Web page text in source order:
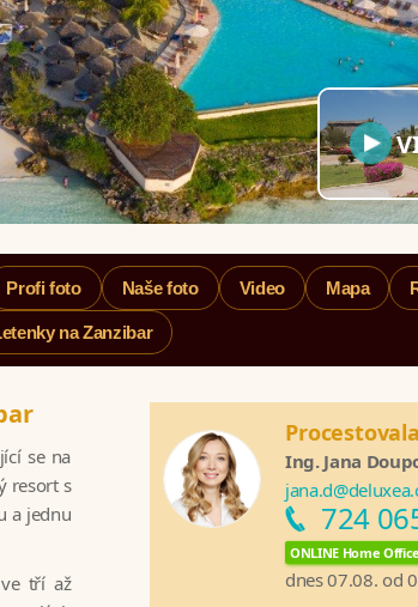
Profi foto Naše foto Video Mapa
na Zanzibar
Ing. Jana
724
ONLINE Home
dnes 07.08. od
se na
resort s
a jednu
tří až